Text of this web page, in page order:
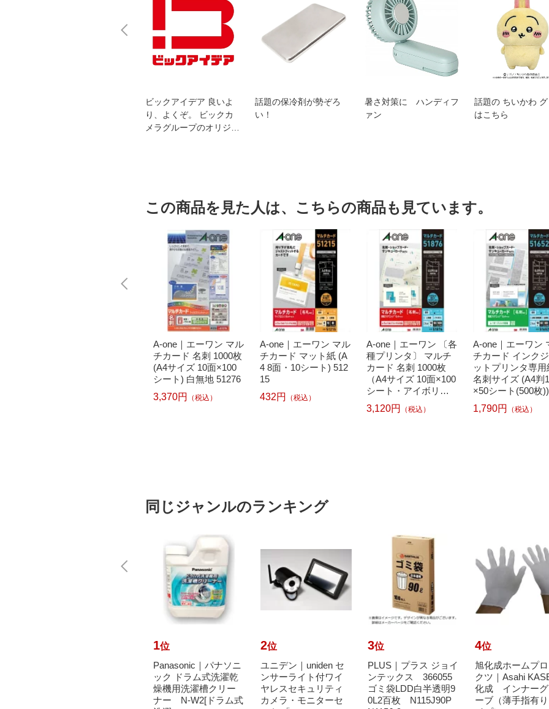
ビックアイデア 良いよ
り、よくぞ。 ビックカ
メラグループのオリジナ
話題の保冷剤が勢ぞろ
い！
暑さ対策に ハンディフ
ァン
話題の ちいかわ
はこちら
この商品を見た人は、こちらの商品も見ています。
A-one｜エーワン マル
チカード 名刺 1000枚
(A4サイズ 10面×100
シート) 白無地 51276
3,370円
（税込）
A-one｜エーワン マル
チカード マット紙 (A
4 8面・10シート) 512
15
432円
（税込）
A-one｜エーワン 〔各
種プリンタ〕 マルチ
カード 名刺 1000枚
（A4サイズ 10面×100
シート・アイボリ
ー） 51876
3,120円 （税込）
A-one｜エーワン
チカード インク
ットプリンタ専用
名刺サイズ (A4判
×50シート(500枚))
1,790円
（税込）
同じジャンルのランキング
1位
Panasonic｜パナソニ
ック ドラム式洗濯乾
燥機用洗濯槽クリー
ナー N-W2[ドラム式
2位
ユニデン｜uniden セ
ンサーライト付ワイ
ヤレスセキュリティ
カメラ・モニターセ
3位
PLUS｜プラス ジョイ
ンテックス 366055
ゴミ袋LDD白半透明9
0L2百枚 N115J90P
4位
旭化成ホームプ
クツ｜Asahi
化成 インナー
ーブ（薄手指有